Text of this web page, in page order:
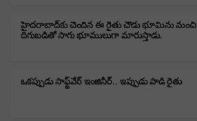
హైదరాబాద్‌కు చెందిన ఈ రైతు చౌడు భూమిను మంచి
దిగుబడితో సాగు భూములుగా మారుస్తాడు.
ఒకప్పుడు సాఫ్ట్‌వేర్ ఇంజినీర్.. ఇప్పుడు పాడి రైతు